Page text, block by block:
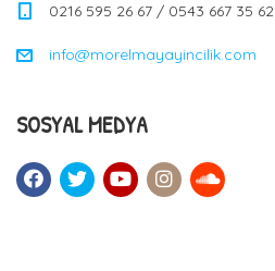
0216 595 26 67 / 0543 667 35 62
info@morelmayayincilik.com
SOSYAL MEDYA